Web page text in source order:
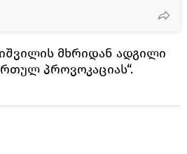
მხრიდან ადგილი
პროვოკაციას“.